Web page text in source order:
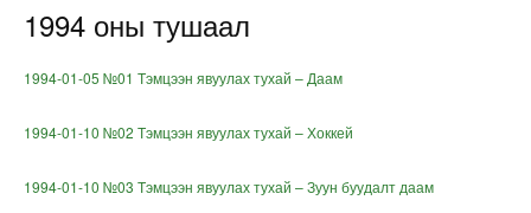
1994 оны тушаал
1994-01-05 №01 Тэмцээн явуулах тухай – Даам
1994-01-10 №02 Тэмцээн явуулах тухай – Хоккей
1994-01-10 №03 Тэмцээн явуулах тухай – Зуун буудалт даам